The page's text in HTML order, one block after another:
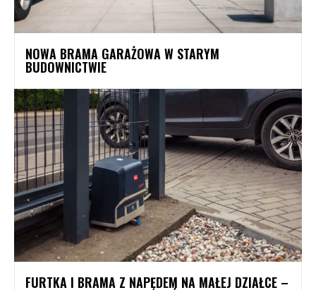
NOWA BRAMA GARAŻOWA W STARYM
BUDOWNICTWIE
FURTKA I BRAMA Z NAPĘDEM NA MAŁEJ DZIAŁCE –